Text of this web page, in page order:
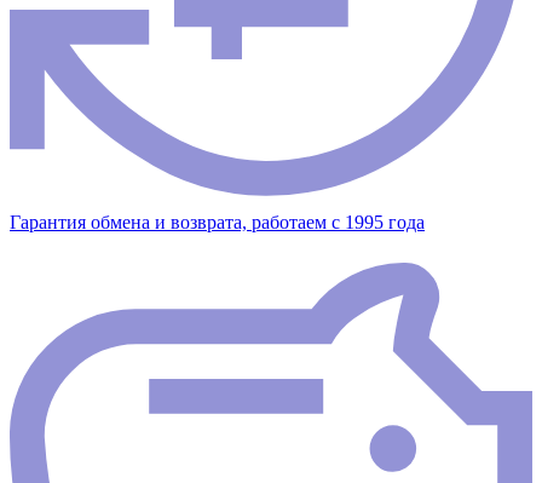
Гарантия обмена и возврата, работаем с 1995 года